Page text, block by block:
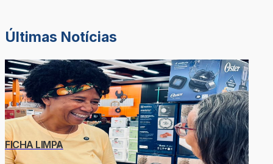
Últimas Notícias
FICHA LIMPA